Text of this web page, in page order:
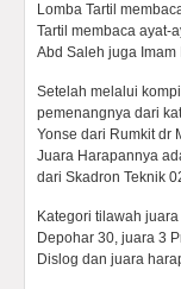
Lomba Tartil
Tartil membaca ayat-
Abd Saleh juga
Setelah melalui
pemenangnya dari
Yonse dari Rumkit dr
Juara Harapannya
dari Skadron Teknik
Kategori tilawah
Depohar 30, juara 3
Dislog dan juara